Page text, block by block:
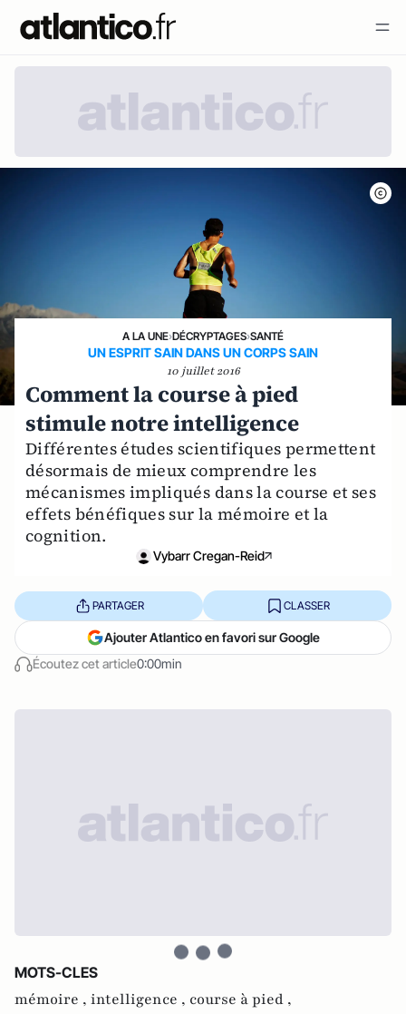
A LA UNE›DÉCRYPTAGES›SANTÉ
UN ESPRIT SAIN DANS UN CORPS SAIN
10 juillet 2016
Comment la course à pied
stimule notre intelligence
Différentes études scientifiques permettent
désormais de mieux comprendre les
mécanismes impliqués dans la course et ses
effets bénéfiques sur la mémoire et la
cognition.
Vybarr Cregan-Reid
Écoutez cet article0:00min
PARTAGER CLASSER
Ajouter Atlantico en favori sur Google
MOTS-CLES
mémoire , intelligence , course à pied ,